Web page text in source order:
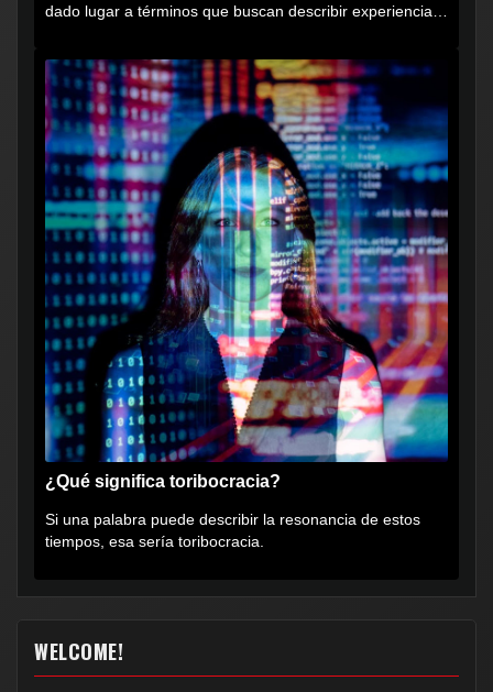
dado lugar a términos que buscan describir experiencias
¿Qué significa toribocracia?
Si una palabra puede describir la resonancia de estos
tiempos, esa sería toribocracia.
WELCOME!